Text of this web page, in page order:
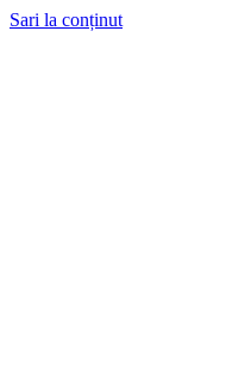
Sari la conținut